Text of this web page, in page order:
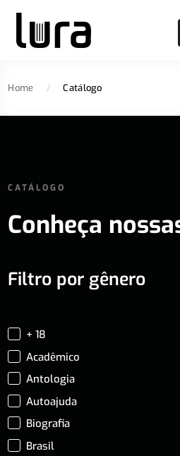
Home / Catálogo
CATÁLOGO
Conheça
Filtro por gênero
+ 18
Acadêmico
Antologia
Autoajuda
Biografia
Brasil